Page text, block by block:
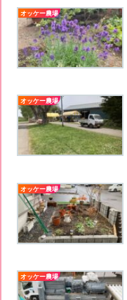
オッケー農場
オッケー農場
オッケー農場
オッケー農場